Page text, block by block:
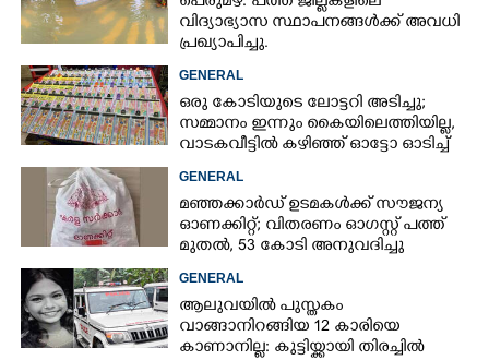
വിദ്യാഭ്യാസ സ്ഥാപനങ്ങൾക്ക് അവധി
പ്രഖ്യാപിച്ചു.
GENERAL
ഒരു കോടിയുടെ ലോട്ടറി അടിച്ചു;
സമ്മാനം ഇന്നും കൈയിലെത്തിയില്ല,
വാടകവീട്ടിൽ കഴിഞ്ഞ് ഓട്ടോ ഓടിച്ച്
GENERAL
മഞ്ഞക്കാർഡ് ഉടമകൾക്ക് സൗജന്യ
ഓണക്കിറ്റ്; വിതരണം ഓഗസ്റ്റ് പത്ത്
മുതൽ, 53 കോടി അനുവദിച്ചു
GENERAL
ആലുവയിൽ പുസ്തകം
വാങ്ങാനിറങ്ങിയ 12 കാരിയെ
കാണാനില്ല: കുട്ടിയ്ക്കായി തിരച്ചിൽ